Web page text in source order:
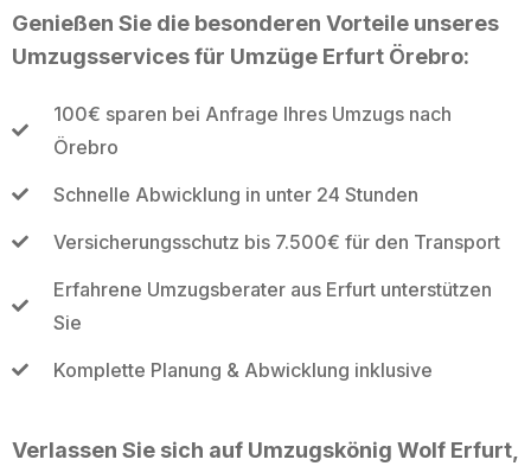
Genießen Sie die besonderen Vorteile unseres
Umzugsservices für Umzüge Erfurt Örebro:
100€ sparen bei Anfrage Ihres Umzugs nach
Örebro
Schnelle Abwicklung in unter 24 Stunden
Versicherungsschutz bis 7.500€ für den Transport
Erfahrene Umzugsberater aus Erfurt unterstützen
Sie
Komplette Planung & Abwicklung inklusive
Verlassen Sie sich auf Umzugskönig Wolf Erfurt,